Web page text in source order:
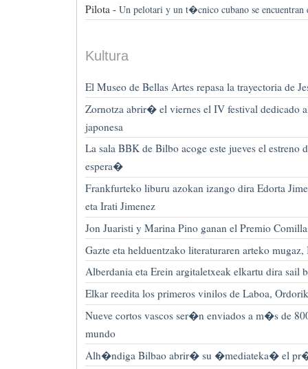
Pilota - Un pelotari y un t�cnico cubano se encuentran
Kultura
El Museo de Bellas Artes repasa la trayectoria de
Zornotza abrir� el viernes el IV festival dedicado
japonesa
La sala BBK de Bilbo acoge este jueves el estreno
espera�
Frankfurteko liburu azokan izango dira Edorta
eta Irati Jimenez
Jon Juaristi y Marina Pino ganan el Premio
Gazte eta helduentzako literaturaren arteko
Alberdania eta Erein argitaletxeak elkartu dira sail
Elkar reedita los primeros vinilos de Laboa,
Nueve cortos vascos ser�n enviados a m�s de
mundo
Alh�ndiga Bilbao abrir� su �mediateka� el